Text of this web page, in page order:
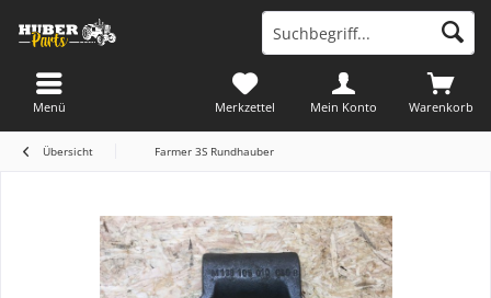
Warenkorb
Merkzettel Mein Konto
Menü
Übersicht Farmer 3S Rundhauber